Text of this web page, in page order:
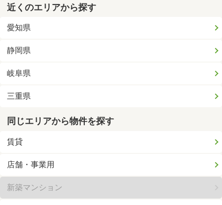
近くのエリアから探す
愛知県
静岡県
岐阜県
三重県
同じエリアから物件を探す
賃貸
店舗・事業用
新築マンション